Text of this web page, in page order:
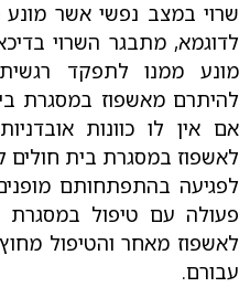
שרוי במצב נפשי אשר
לדוגמא, מתבגר השרוי
מונע ממנו לתפקד
להיתרם מאשפוז במסגרת
אם אין לו כוונות
לאשפוז במסגרת בית
לפגיעה בהתפתחותם
פעולה עם טיפול במסגרת
לאשפוז מאחר והטיפול
עבורם.